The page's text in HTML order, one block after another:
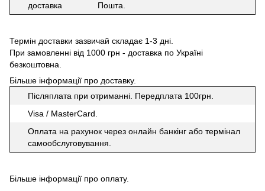
доставка
Пошта.
Термін доставки зазвичай складає 1-3 дні.
При замовленні від 1000 грн - доставка по Україні
безкоштовна.
Більше інформації про доставку.
Післяплата при отриманні. Передплата 100грн.
Visa / MasterCard.
Оплата на рахунок через онлайн банкінг або термінал
самообслуговування.
Більше інформації про оплату.